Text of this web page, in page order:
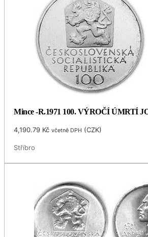
Mince -R.1971 100. VÝROČÍ ÚMRTÍ
4,190.79 Kč včetně DPH (CZK)
Stříbro